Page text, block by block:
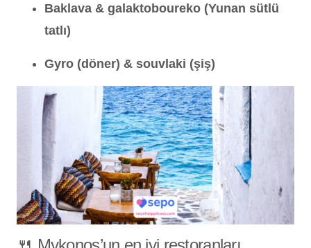
Baklava & galaktoboureko (Yunan sütlü
tatlı)
Gyro (döner) & souvlaki (şiş)